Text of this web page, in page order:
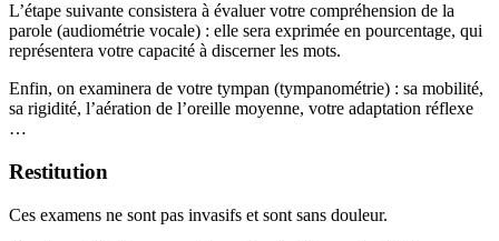
L’étape suivante consistera à évaluer votre compréhension de la
parole (audiométrie vocale) : elle sera exprimée en pourcentage, qui
représentera votre capacité à discerner les mots.
Enfin, on examinera de votre tympan (tympanométrie) : sa mobilité,
sa rigidité, l’aération de l’oreille moyenne, votre adaptation réflexe
…
Restitution
Ces examens ne sont pas invasifs et sont sans douleur.